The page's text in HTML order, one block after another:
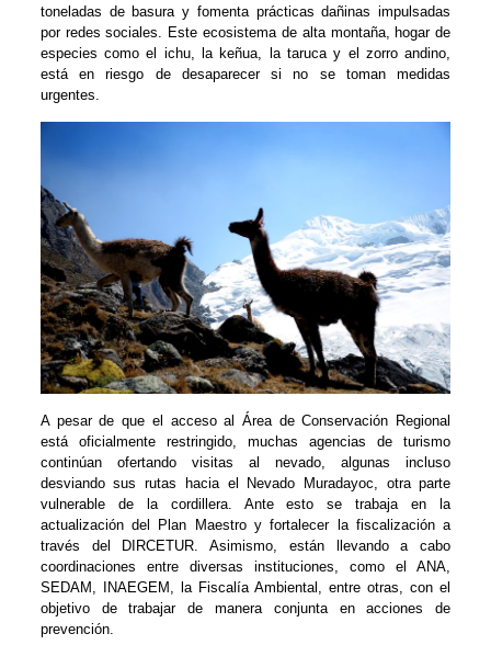
toneladas de basura y fomenta prácticas dañinas impulsadas
por redes sociales. Este ecosistema de alta montaña, hogar de
especies como el ichu, la keñua, la taruca y el zorro andino,
está en riesgo de desaparecer si no se toman medidas
urgentes.
A pesar de que el acceso al Área de Conservación Regional
está oficialmente restringido, muchas agencias de turismo
continúan ofertando visitas al nevado, algunas incluso
desviando sus rutas hacia el Nevado Muradayoc, otra parte
vulnerable de la cordillera. Ante esto se trabaja en la
actualización del Plan Maestro y fortalecer la fiscalización a
través del DIRCETUR. Asimismo, están llevando a cabo
coordinaciones entre diversas instituciones, como el ANA,
SEDAM, INAEGEM, la Fiscalía Ambiental, entre otras, con el
objetivo de trabajar de manera conjunta en acciones de
prevención.